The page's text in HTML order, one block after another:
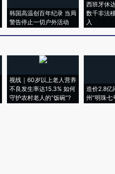
韩国高温创百年纪录 当局
警告停止一切户外活动
西班牙休
数千非法
入
视线｜60岁以上老人营养
不良发生率达15.3% 如何
守护农村老人的“饭碗”?
造价2.8亿
州“明珠七